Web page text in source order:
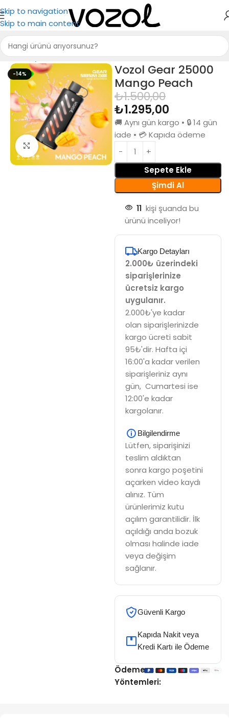
Skip to navigation
Skip to main content
Ana Sayfa Puff Bar
-14%
Büyütmek için tıkla
Vozol Gear 25000
Mango Peach
₺1.500,00
₺1.295,00
🚚 Aynı gün kargo • 🔒 14 gün
iade • 💳 Kapıda ödeme
Sepete Ekle
Şimdi Al
11 kişi şuanda bu
ürünü inceliyor!
Kargo Detayları
2.000₺ üzerindeki
siparişlerinize
ücretsiz kargo
uygulanır.
2.000₺'ye kadar
olan siparişlerinizde
kargo ücreti sabit
95₺'dir. Hafta içi
16:00'a kadar verilen
siparişleriniz aynı
gün, Cumartesi ise
12:00'e kadar
kargolanır.
Bilgilendirme
Lütfen, siparişinizi
teslim aldıktan
sonra kargo poşetini
açarken video kaydı
alınız. Tüm
ürünlerimiz kutu
açılım garantilidir. İlk
açıldığı anda bozuk
olması halinde iade
veya değişim
sağlanır.
Güvenli Kargo
Kapıda Nakit veya
Kredi Kartı ile Ödeme
Ödeme
Yöntemleri: